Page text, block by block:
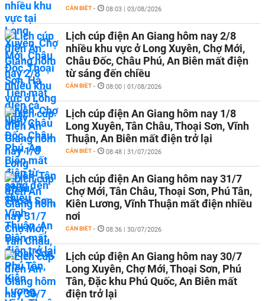
CẦN BIẾT - 08:03 | 03/08/2026
Lịch cúp điện An Giang hôm nay 2/8
nhiều khu vực ở Long Xuyên, Chợ Mới,
Châu Đốc, Châu Phú, An Biên mất điện
từ sáng đến chiều
CẦN BIẾT - 08:00 | 01/08/2026
Lịch cúp điện An Giang hôm nay 1/8
Long Xuyên, Tân Châu, Thoại Sơn, Vĩnh
Thuận, An Biên mất điện trở lại
CẦN BIẾT - 08:48 | 31/07/2026
Lịch cúp điện An Giang hôm nay 31/7
Chợ Mới, Tân Châu, Thoại Sơn, Phú Tân,
Kiên Lương, Vĩnh Thuận mất điện nhiều
nơi
CẦN BIẾT - 08:36 | 30/07/2026
Lịch cúp điện An Giang hôm nay 30/7
Long Xuyên, Chợ Mới, Thoại Sơn, Phú
Tân, Đặc khu Phú Quốc, An Biên mất
điện trở lại